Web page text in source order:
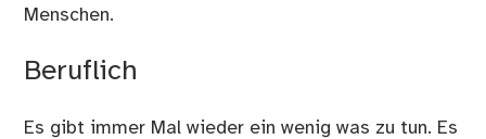
Menschen.
Beruflich
Es gibt immer Mal wieder ein wenig was zu tun. Es